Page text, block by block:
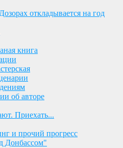
откладывается на год
книга
об авторе
Приехать...
и прочий прогресс
Донбассом"